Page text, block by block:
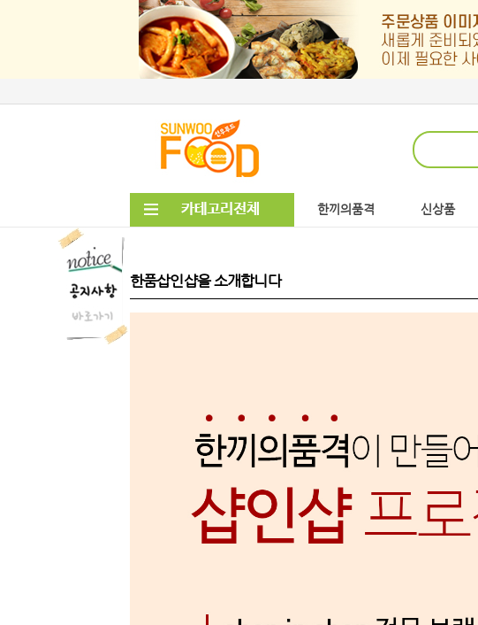
한끼의품격 신상품
한품삽인샵을 소개합니다